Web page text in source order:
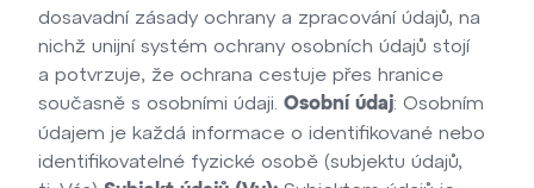
dosavadní zásady ochrany a zpracování údajů, na
nichž unijní systém ochrany osobních údajů stojí
a potvrzuje, že ochrana cestuje přes hranice
současně s osobními údaji. Osobní údaj: Osobním
údajem je každá informace o identifikované nebo
identifikovatelné fyzické osobě (subjektu údajů,